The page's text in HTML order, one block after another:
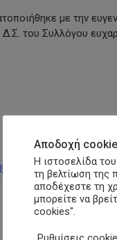
με την
του Συλλόγου
Link
Εκδήλωση
Αποδοχή
Η ιστοσελίδα
τη βελτίωση της
αποδέχεστε τη
μπορείτε να
cookies".